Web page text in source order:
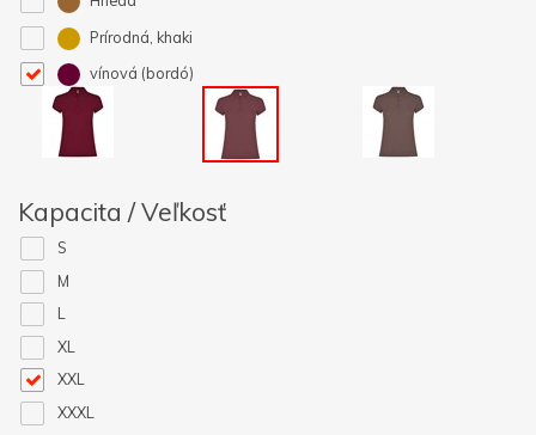
Prírodná, khaki
vínová (bordó)
Kapacita / Veľkosť
S
M
L
XL
XXL
XXXL